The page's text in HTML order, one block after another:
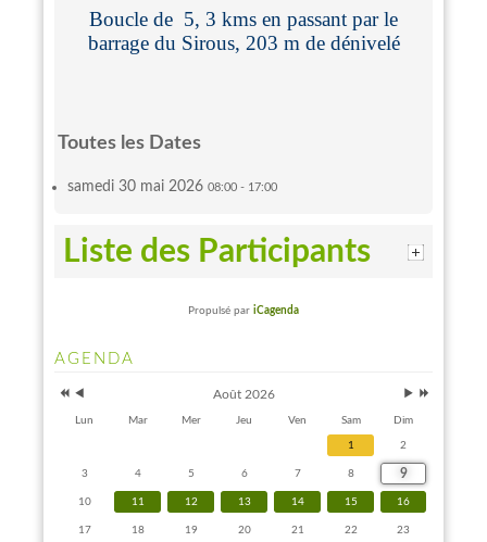
Boucle de 5, 3 kms en passant par le
barrage du Sirous, 203 m de dénivelé
Toutes les Dates
samedi 30 mai 2026 08:00 - 17:00
Liste des Participants
Propulsé par iCagenda
AGENDA
Août 2026
Lun Mar Mer Jeu Ven Sam Dim
1 2
3 4 5 6 7 8 9
10 11 12 13 14 15 16
17 18 19 20 21 22 23